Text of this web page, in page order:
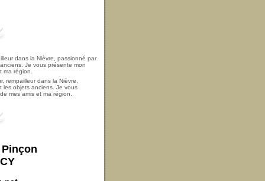
rempailleur dans la Nièvre,
les objets anciens. Je vous
mes amis et ma région.